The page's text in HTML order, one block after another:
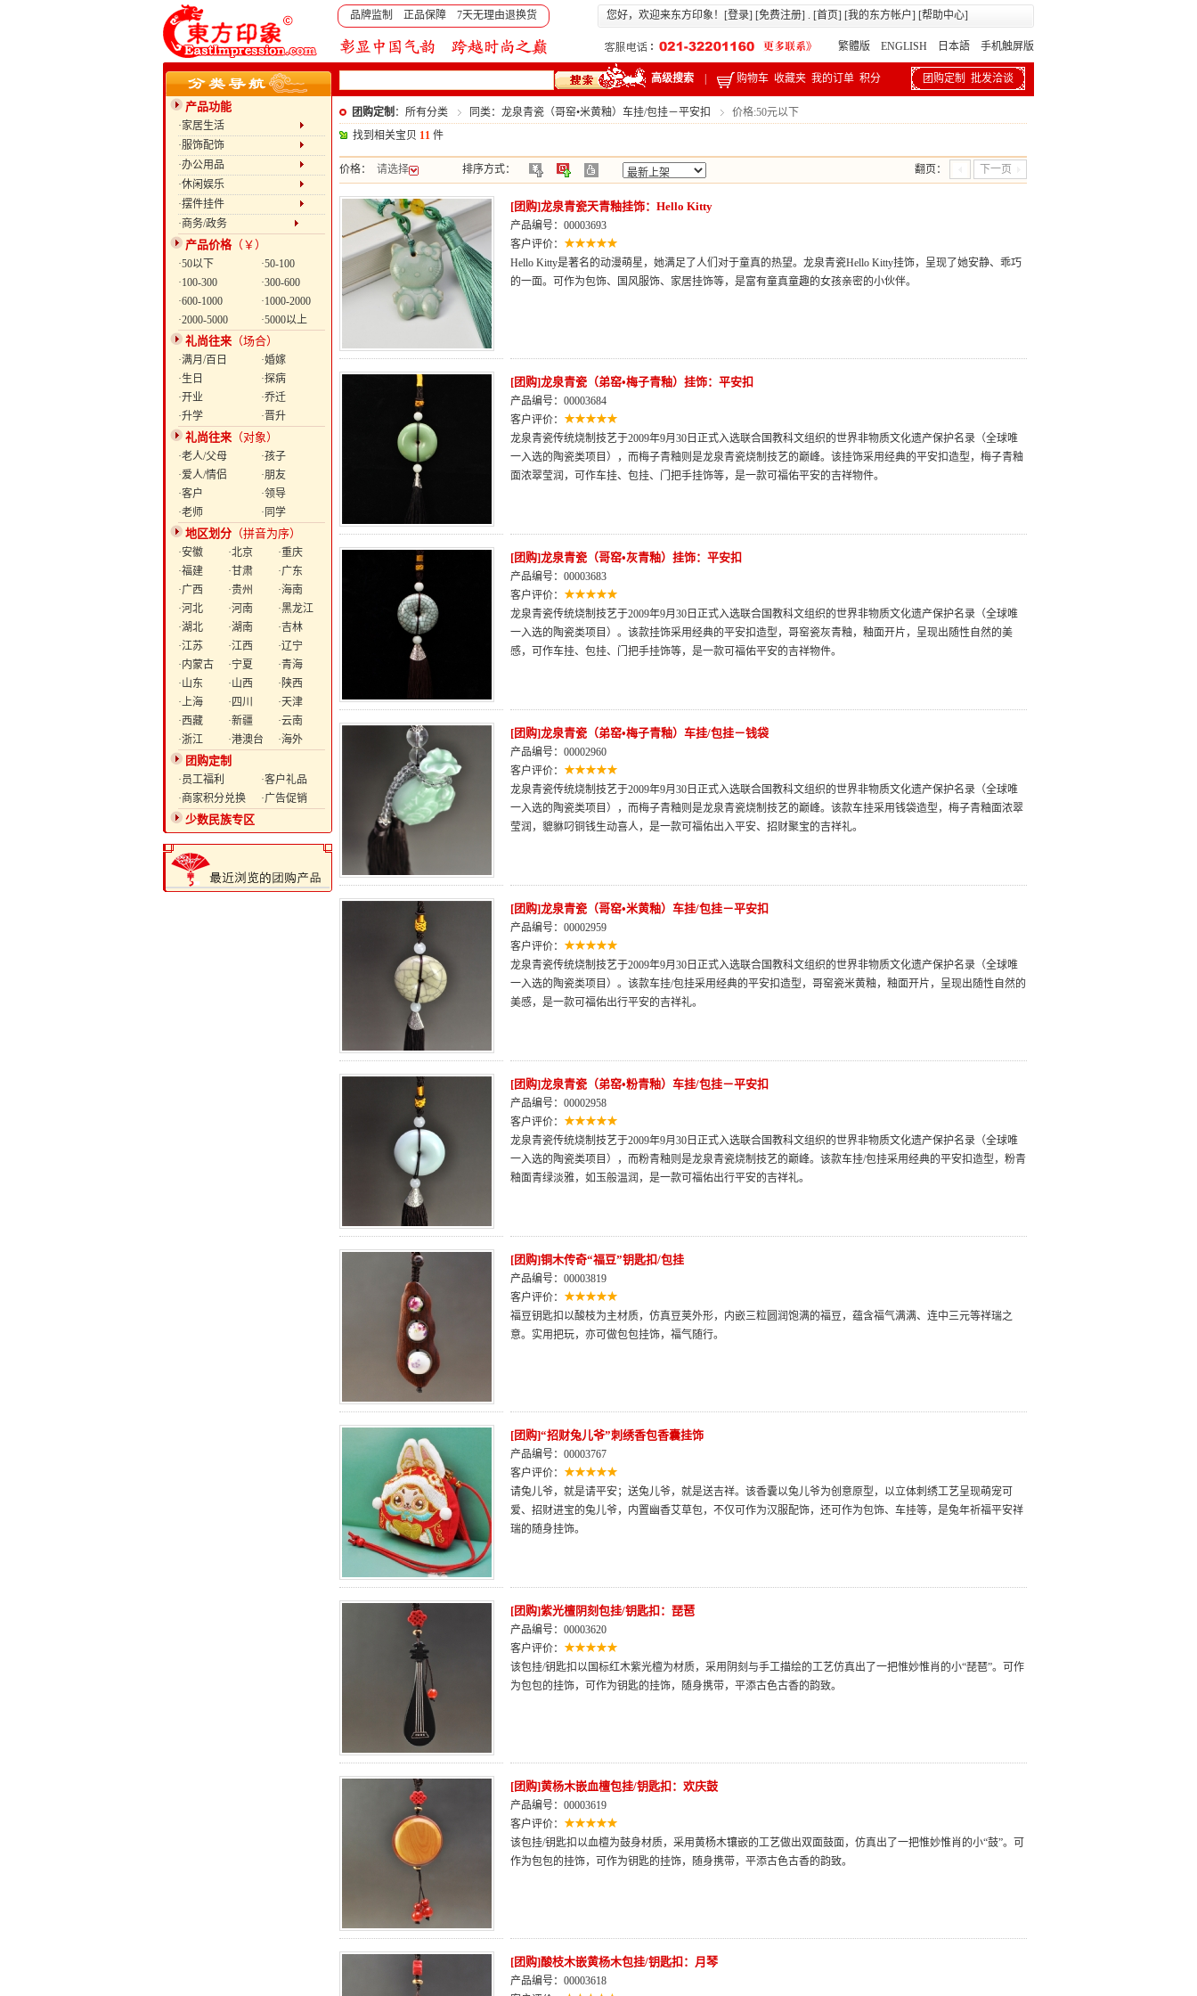
品牌监制 正品保障 7天无理由退换货 您好，欢迎来东方印象！[登录] [免费注册] . [首页] [我的东方帐户] [帮助中心]
繁體版 ENGLISH 日本語 手机触屏版
高级搜索 购物车 收藏夹 我的订单 积分 团购定制 批发洽谈
产品功能
·家居生活
·服饰配饰
·办公用品
·休闲娱乐
·摆件挂件
·商务/政务
产品价格（￥）
·50以下
·50-100
·100-300
·300-600
·600-1000
·1000-2000
·2000-5000
·5000以上
礼尚往来 （场合）
·满月/百日
·婚嫁
·生日
·探病
·开业
·乔迁
·升学
·晋升
礼尚往来 （对象）
·老人/父母
·孩子
·爱人/情侣
·朋友
·客户
·领导
·老师
·同学
地区划分 （拼音为序）
·安徽 ·北京
·重庆
·福建
·甘肃
·广东
·广西
·贵州
·海南
·河北
·河南
·黑龙江
·湖北
·湖南
·吉林
·江苏
·江西
·辽宁
·内蒙古
·宁夏
·青海
·山东
·山西
·陕西
·上海
·四川
·天津
·西藏
·新疆
·云南
·浙江
·港澳台 ·海外
团购定制
·员工福利
·客户礼品
·商家积分兑换
·广告促销
少数民族专区
团购定制 ：所有分类 同类：龙泉青瓷（哥窑•米黄釉）车挂/包挂－平安扣
价格:50元以下
找到相关宝贝 11 件
价格： 请选择 排序方式： 翻页： 下一页
[团购]龙泉青瓷天青釉挂饰：Hello Kitty
产品编号：00003693
客户评价：
Hello Kitty是著名的动漫萌星，她满足了人们对于童真的热望。龙泉青瓷Hello Kitty挂饰，呈现了她安静、乖巧
的一面。可作为包饰、国风服饰、家居挂饰等，是富有童真童趣的女孩亲密的小伙伴。
[团购]龙泉青瓷（弟窑•梅子青釉）挂饰：平安扣
产品编号：00003684
客户评价：
龙泉青瓷传统烧制技艺于2009年9月30日正式入选联合国教科文组织的世界非物质文化遗产保护名录（全球唯
一入选的陶瓷类项目），而梅子青釉则是龙泉青瓷烧制技艺的巅峰。该挂饰采用经典的平安扣造型，梅子青釉
面浓翠莹润，可作车挂、包挂、门把手挂饰等，是一款可福佑平安的吉祥物件。
[团购]龙泉青瓷（哥窑•灰青釉）挂饰：平安扣
产品编号：00003683
客户评价：
龙泉青瓷传统烧制技艺于2009年9月30日正式入选联合国教科文组织的世界非物质文化遗产保护名录（全球唯
一入选的陶瓷类项目）。该款挂饰采用经典的平安扣造型，哥窑瓷灰青釉，釉面开片，呈现出随性自然的美
感，可作车挂、包挂、门把手挂饰等，是一款可福佑平安的吉祥物件。
[团购]龙泉青瓷（弟窑•梅子青釉）车挂/包挂－钱袋
产品编号：00002960
客户评价：
龙泉青瓷传统烧制技艺于2009年9月30日正式入选联合国教科文组织的世界非物质文化遗产保护名录（全球唯
一入选的陶瓷类项目），而梅子青釉则是龙泉青瓷烧制技艺的巅峰。该款车挂采用钱袋造型，梅子青釉面浓翠
莹润，貔貅叼铜钱生动喜人，是一款可福佑出入平安、招财聚宝的吉祥礼。
[团购]龙泉青瓷（哥窑•米黄釉）车挂/包挂－平安扣
产品编号：00002959
客户评价：
龙泉青瓷传统烧制技艺于2009年9月30日正式入选联合国教科文组织的世界非物质文化遗产保护名录（全球唯
一入选的陶瓷类项目）。该款车挂/包挂采用经典的平安扣造型，哥窑瓷米黄釉，釉面开片，呈现出随性自然的
美感，是一款可福佑出行平安的吉祥礼。
[团购]龙泉青瓷（弟窑•粉青釉）车挂/包挂－平安扣
产品编号：00002958
客户评价：
龙泉青瓷传统烧制技艺于2009年9月30日正式入选联合国教科文组织的世界非物质文化遗产保护名录（全球唯
一入选的陶瓷类项目），而粉青釉则是龙泉青瓷烧制技艺的巅峰。该款车挂/包挂采用经典的平安扣造型，粉青
釉面青绿淡雅，如玉般温润，是一款可福佑出行平安的吉祥礼。
[团购]铜木传奇“福豆”钥匙扣/包挂
产品编号：00003819
客户评价：
福豆钥匙扣以酸枝为主材质，仿真豆荚外形，内嵌三粒圆润饱满的福豆，蕴含福气满满、连中三元等祥瑞之
意。实用把玩，亦可做包包挂饰，福气随行。
[团购]“招财兔儿爷”刺绣香包香囊挂饰
产品编号：00003767
客户评价：
请兔儿爷，就是请平安；送兔儿爷，就是送吉祥。该香囊以兔儿爷为创意原型，以立体刺绣工艺呈现萌宠可
爱、招财进宝的兔儿爷，内置幽香艾草包，不仅可作为汉服配饰，还可作为包饰、车挂等，是兔年祈福平安祥
瑞的随身挂饰。
[团购]紫光檀阴刻包挂/钥匙扣：琵琶
产品编号：00003620
客户评价：
该包挂/钥匙扣以国标红木紫光檀为材质，采用阴刻与手工描绘的工艺仿真出了一把惟妙惟肖的小“琵琶”。可作
为包包的挂饰，可作为钥匙的挂饰，随身携带，平添古色古香的韵致。
[团购]黄杨木嵌血檀包挂/钥匙扣：欢庆鼓
产品编号：00003619
客户评价：
该包挂/钥匙扣以血檀为鼓身材质，采用黄杨木镶嵌的工艺做出双面鼓面，仿真出了一把惟妙惟肖的小“鼓”。可
作为包包的挂饰，可作为钥匙的挂饰，随身携带，平添古色古香的韵致。
[团购]酸枝木嵌黄杨木包挂/钥匙扣：月琴
产品编号：00003618